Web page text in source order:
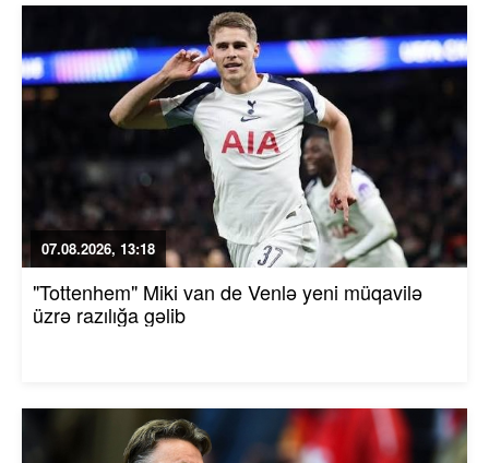
07.08.2026, 13:18
"Tottenhem" Miki van de Venlə yeni müqavilə
üzrə razılığa gəlib